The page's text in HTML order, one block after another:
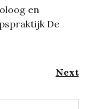
en
De
Next
post: